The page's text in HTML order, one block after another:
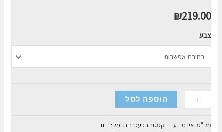
₪219.00
צבע
כמות
של
מקלדת
הוספה לסל
מק"ט:אין מידע קטגוריה: עכברים ומקלדות